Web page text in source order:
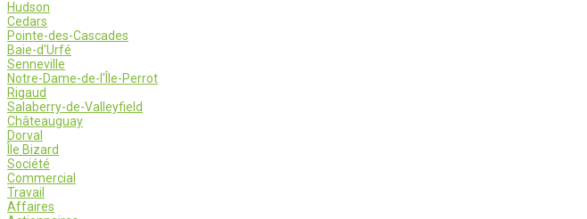
Hudson
Cedars
Pointe-des-Cascades
Baie-d'Urfé
Senneville
Notre-Dame-de-l'Île-Perrot
Rigaud
Salaberry-de-Valleyfield
Châteauguay
Dorval
Île Bizard
Société
Commercial
Travail
Affaires